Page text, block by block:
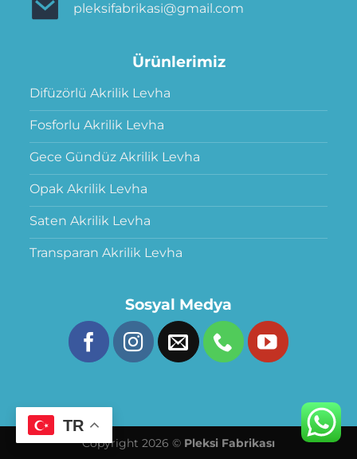
pleksifabrikasi@gmail.com
Ürünlerimiz
Difüzörlü Akrilik Levha
Fosforlu Akrilik Levha
Gece Gündüz Akrilik Levha
Opak Akrilik Levha
Saten Akrilik Levha
Transparan Akrilik Levha
Sosyal Medya
Copyright 2026 © Pleksi Fabrikası
TR